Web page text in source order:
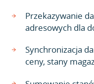
Przekazywanie
adresowych dla
Synchronizacja
ceny, stany